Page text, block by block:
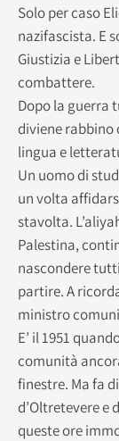
Solo per caso
nazifascista. E
Giustizia e
combattere.
Dopo la guerra
diviene rabbino
lingua e
Un uomo di
un volta
stavolta.
Palestina,
nascondere
partire. A
ministro
E’ il 1951
comunità
finestre. Ma fa
d’Oltretevere e
queste ore